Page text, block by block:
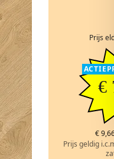
Prijs
€
€
Prijs geldig